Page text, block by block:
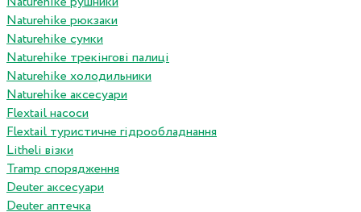
Naturehike рюкзаки
Naturehike сумки
Naturehike трекінгові палиці
Naturehike холодильники
Naturehike аксесуари
Flextail насоси
Flextail туристичне гідрообладнання
Litheli візки
Tramp спорядження
Deuter аксесуари
Deuter аптечка